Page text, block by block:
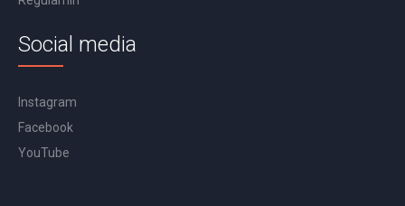
Social media
Instagram
Facebook
YouTube